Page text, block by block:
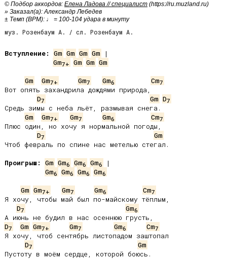
© Подбор аккордов: Елена Ладова // специалист (https://ru.muzland.ru)
» Заказал(а): Александр Лебедев
± Темп (BPM): ♩ = 100-104 удара в минуту
муз. Розенбаум А. / сл. Розенбаум А.
Вступление: Gm Gm Gm Gm
Gm7+ Gm Gm Gm
Gm
Gm7+ Gm7 Gm6 Cm7
Вот опять захандрила дождями природа,
D7 Gm D7
Средь зимы с неба льёт, размывая снега.
Gm
Gm7+ Gm7 Gm6 Cm7
Плюс один, но хочу я нормальной погоды,
D7
Gm
Чтоб февраль по спине нас метелью стегал.
Проигрыш:
Gm Gm6 Gm6 Gm6
Gm6 Gm6 Gm6 Gm6
Gm Gm7+ Gm7 Gm6 Cm7
Я хочу, чтобы май был по-майскому тёплым,
D7 Gm6
D7 Gm Gm7+ Gm7 Gm6 Cm7
Я хочу, чтоб сентябрь листопадом заштопал
D7
Gm
Пустоту в моём сердце, которой боюсь.